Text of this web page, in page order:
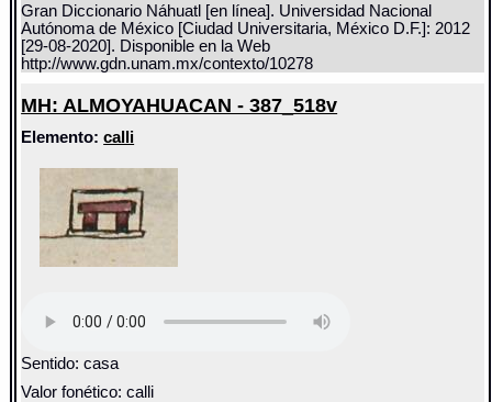
Gran Diccionario Náhuatl [en línea]. Universidad Nacional
Autónoma de México [Ciudad Universitaria, México D.F.]: 2012
[29-08-2020]. Disponible en la Web
http://www.gdn.unam.mx/contexto/10278
MH: ALMOYAHUACAN - 387_518v
Elemento:calli
Sentido: casa
Valor fonético: calli